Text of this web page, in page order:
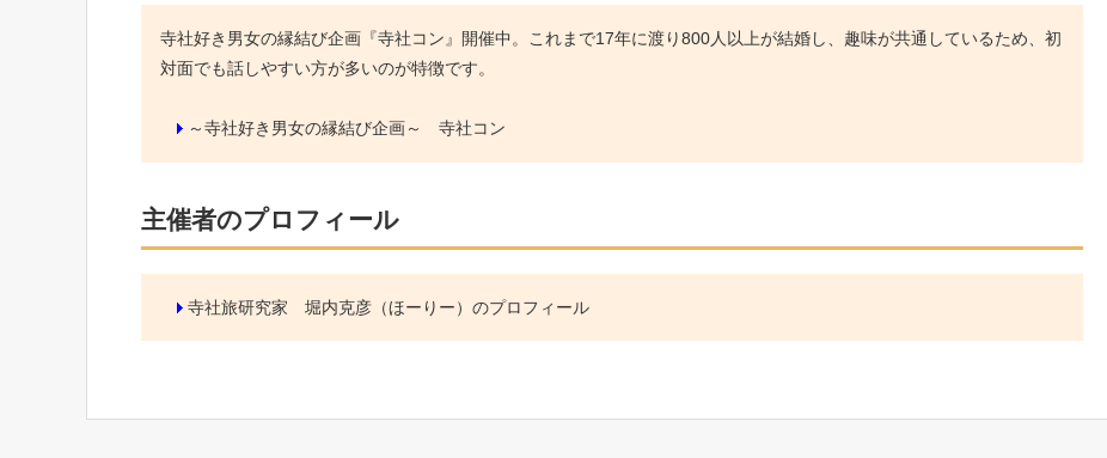
寺社好き男女の縁結び企画『寺社コン』開催中。これまで17年に渡り800人以上が結婚し、趣味が共通しているため、初
対面でも話しやすい方が多いのが特徴です。
～寺社好き男女の縁結び企画～ 寺社コン
主催者のプロフィール
寺社旅研究家 堀内克彦（ほーりー）のプロフィール